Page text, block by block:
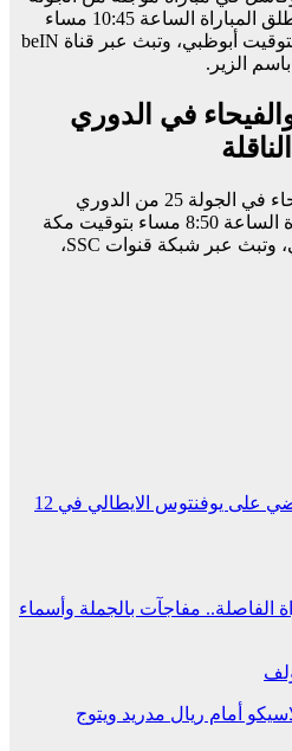
20 للدوري الإنجليزي، حيث تنطلق المباراة الساعة 10:45 مساء
بتوقيت مكة المكرمة، 11:45 بتوقيت أبوظبي، وتبث عبر قناة beIN
في الدوري
يواجه فريق النصر نظيره الفيحاء في الجولة 25 من الدوري
السعودي، حيث تنطلق المباراة الساعة 8:50 مساء بتوقيت مكة
المكرمة، 9:50 بتوقيت أبوظبي، وتبث عبر شبكة قنوات SSC،
بالفيديو .. فياريال الاسباني يقضي على يوفنتوس الايطالي في 12
الفاصلة.. مفاجآت بالجملة وأسماء
أمام ريال مدريد ويتوج